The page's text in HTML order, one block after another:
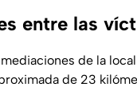
entre las
de la
de 23